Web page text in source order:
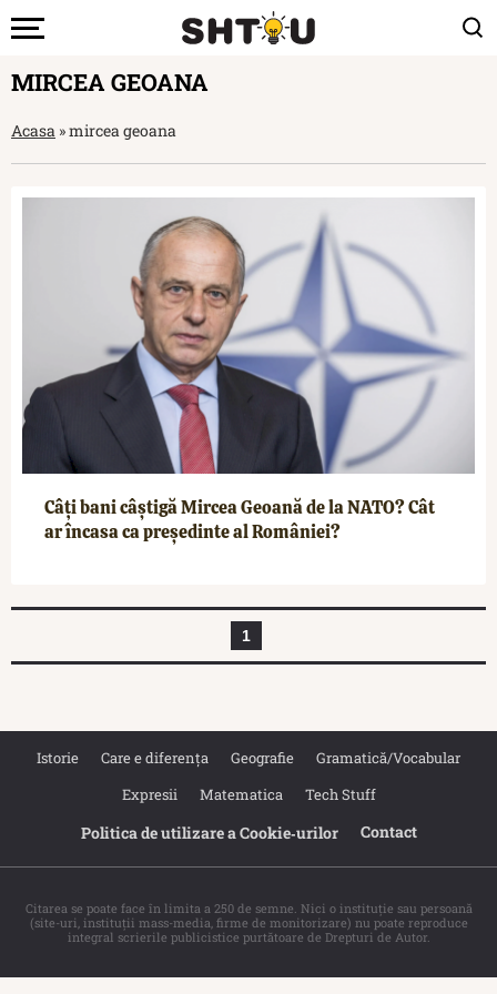
MIRCEA GEOANA
Acasa »mircea geoana
Câți bani câștigă Mircea Geoană de la NATO? Cât
ar încasa ca președinte al României?
1
Istorie Care e diferența Geografie
Gramatică/Vocabular
Expresii
Matematica Tech Stuff
Politica de utilizare a Cookie‐urilor Contact
Citarea se poate face în limita a 250 de semne. Nici o instituţie sau persoană
(site-uri, instituţii mass-media, firme de monitorizare) nu poate reproduce
integral scrierile publicistice purtătoare de Drepturi de Autor.